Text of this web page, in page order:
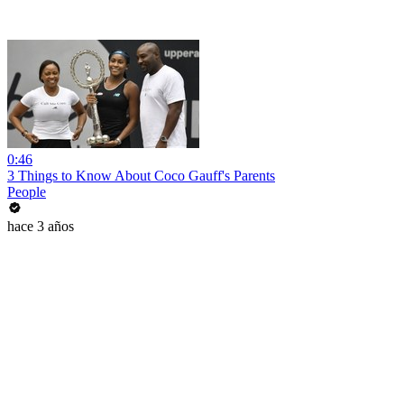
0:46
3 Things to Know About Coco Gauff's Parents
People
hace 3 años